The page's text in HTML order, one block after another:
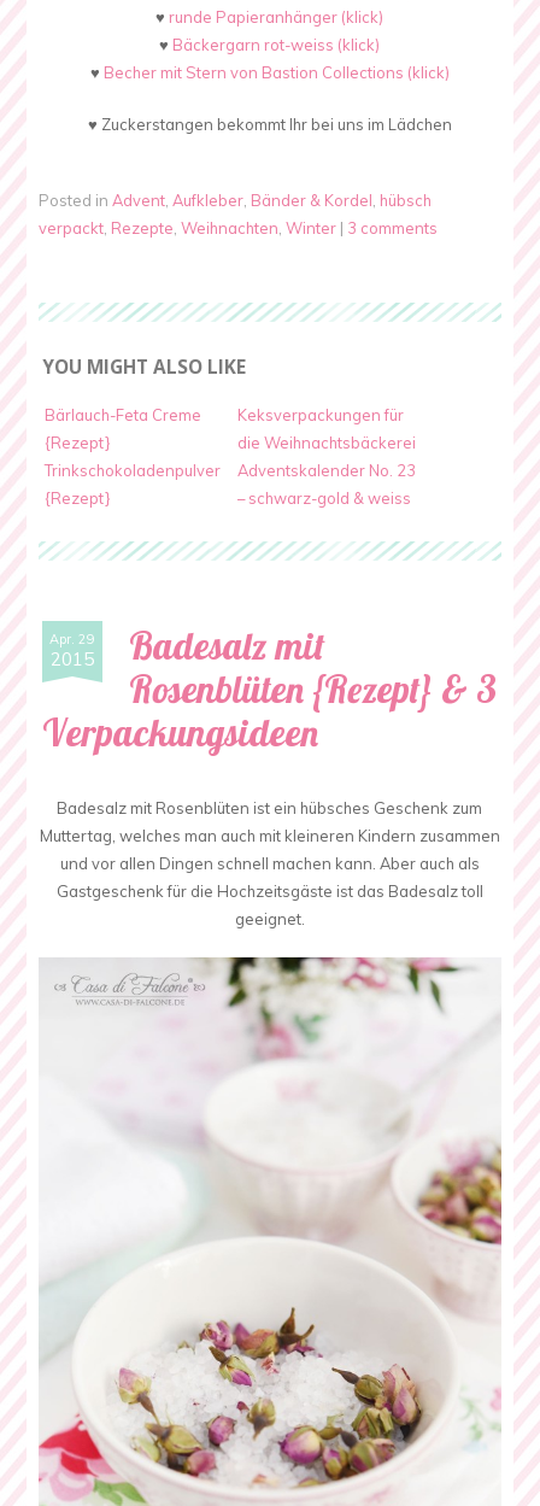
♥runde Papieranhänger (klick)
♥ Bäckergarn rot-weiss (klick)
♥ Becher mit Stern von Bastion Collections (klick)
♥ Zuckerstangen bekommt Ihr bei uns im Lädchen
Posted inAdvent ,Aufkleber Bänder & Kordel hübsch
verpackt Rezepte ,Weihnachten ,Winter | 3 comments
YOU MIGHT ALSO LIKE
Bärlauch-Feta Creme
{Rezept}
Keksverpackungen für
die Weihnachtsbäckerei
Trinkschokoladenpulver
{Rezept}
Adventskalender No. 23
– schwarz-gold & weiss
Apr. 29
2015
Badesalz mit
Rosenblüten {Rezept} & 3
Verpackungsideen
Badesalz mit Rosenblüten ist ein hübsches Geschenk zum
Muttertag, welches man auch mit kleineren Kindern zusammen
und vor allen Dingen schnell machen kann. Aber auch als
Gastgeschenk für die Hochzeitsgäste ist das Badesalz toll
geeignet.